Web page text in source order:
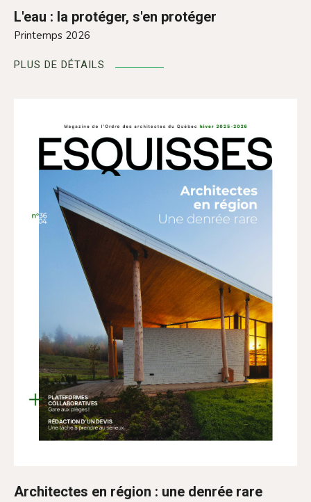
L'eau : la protéger, s'en protéger
Printemps 2026
PLUS DE DÉTAILS
Architectes en région : une denrée rare